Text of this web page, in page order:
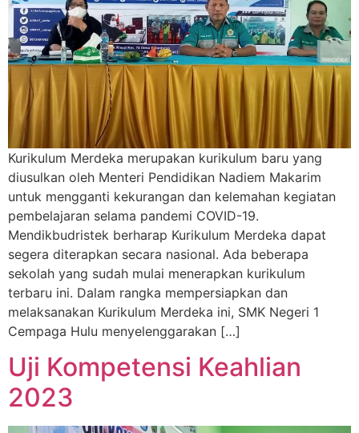
Kurikulum Merdeka merupakan kurikulum baru yang
diusulkan oleh Menteri Pendidikan Nadiem Makarim
untuk mengganti kekurangan dan kelemahan kegiatan
pembelajaran selama pandemi COVID-19.
Mendikbudristek berharap Kurikulum Merdeka dapat
segera diterapkan secara nasional. Ada beberapa
sekolah yang sudah mulai menerapkan kurikulum
terbaru ini. Dalam rangka mempersiapkan dan
melaksanakan Kurikulum Merdeka ini, SMK Negeri 1
Cempaga Hulu menyelenggarakan […]
Uji Kompetensi Keahlian
2023